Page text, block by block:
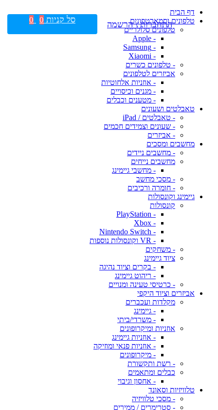
דף הבית
טלפונים וסמארטפונים
טלפונים סלולריים
- Apple
- Samsung
- Xiaomi
- טלפונים כשרים
אביזרים לטלפונים
- אוזניות אלחוטיות
- מגנים וכיסויים
- מטענים וכבלים
טאבלטים ושעונים
- טאבלטים / iPad
- שעונים וצמידים חכמים
- אביזרים
מחשבים ומסכים
- מחשבים ניידים
מחשבים נייחים
- מחשבי גיימינג
- מסכי מחשב
- חומרה ורכיבים
גיימינג וקונסולות
קונסולות
- PlayStation
- Xbox
- Nintendo Switch
- VR וקונסולות נוספות
- משחקים
ציוד גיימינג
- בקרים וציוד נהיגה
- ריהוט גיימינג
- כרטיסי טעינה ומנויים
אביזרים וציוד היקפי
מקלדות ועכברים
- גיימינג
- משרדי/ביתי
אוזניות ומיקרופונים
- אוזניות גיימינג
- אוזניות פנאי ומוזיקה
- מיקרופונים
- רשת ותקשורת
כבלים ומתאמים
- אחסון וגיבוי
טלוויזיות וסאונד
- מסכי טלוויזיה
- סטרימרים / ממירים
התחברות \ הרשמה סל קניות 0
0